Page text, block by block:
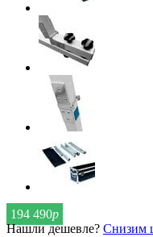
194 490р
Нашли дешевле? Снизим